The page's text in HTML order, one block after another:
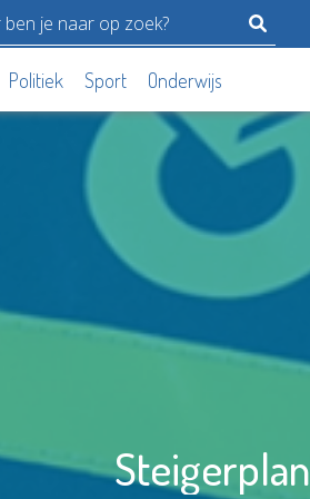
Politiek Sport Onderwijs